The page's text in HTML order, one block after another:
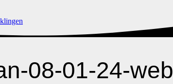
08-01-24-web